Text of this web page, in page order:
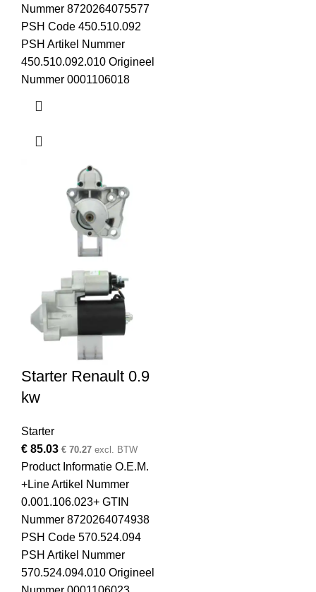
Nummer 8720264075577
PSH Code 450.510.092
PSH Artikel Nummer
450.510.092.010 Origineel
Nummer 0001106018
Starter Renault 0.9
kw
Starter
€ 85.03 € 70.27 excl. BTW
Product Informatie O.E.M.
+Line Artikel Nummer
0.001.106.023+ GTIN
Nummer 8720264074938
PSH Code 570.524.094
PSH Artikel Nummer
570.524.094.010 Origineel